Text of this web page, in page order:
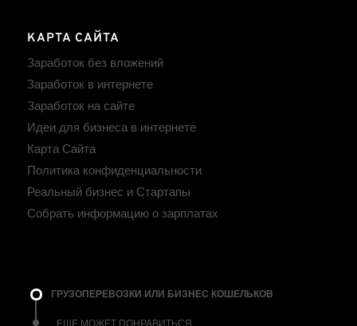
КАРТА САЙТА
Заработок без вложений
Заработок в интернете
Заработок на сайте
Идеи для бизнеса в интернете
Карта Сайта
Политика конфиденциальности
Реальный бизнес и Стартапы
Собрать информацию о зарплатах
ГРУЗОПЕРЕВОЗКИ ИЛИ БИЗНЕС КОШЕЛЬКОВ
ЕЩЕ МОЖЕТ ПОНРАВИТЬСЯ